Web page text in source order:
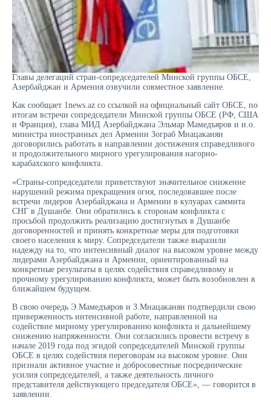
Главы делегаций стран-сопредседателей Минской группы ОБСЕ,
Азербайджан и Армения озвучили совместное заявление.
Как сообщает 1news.az со ссылкой на официальный сайт ОБСЕ, по
итогам встречи сопредседатели Минской группы ОБСЕ (РФ, США
и Франция), глава МИД Азербайджана Эльмар Мамедъяров и и.о.
министра иностранных дел Армении Зограб Мнацаканян
договорились работать в направлении достижения справедливого
и продолжительного мирного урегулирования нагорно-
карабахского конфликта.
«Страны-сопредседатели приветствуют значительное снижение
нарушений режима прекращения огня, последовавшее после
встречи лидеров Азербайджана и Армении в кулуарах саммита
СНГ в Душанбе. Они обратились к сторонам конфликта с
просьбой продолжить реализацию достигнутых в Душанбе
договоренностей и принять конкретные меры для подготовки
своего населения к миру. Сопредседатели также выразили
надежду на то, что интенсивный диалог на высоком уровне между
лидерами Азербайджана и Армении, ориентированный на
конкретные результаты в целях содействия справедливому и
прочному урегулированию конфликта, может быть возобновлен в
ближайшем будущем.
В свою очередь Э.Мамедъяров и З.Мнацаканян подтвердили свою
приверженность интенсивной работе, направленной на
содействие мирному урегулированию конфликта и дальнейшему
снижению напряженности. Они согласились провести встречу в
начале 2019 года под эгидой сопредседателей Минской группы
ОБСЕ в целях содействия переговорам на высоком уровне. Они
признали активное участие и добросовестные посреднические
усилия сопредседателей, а также деятельность личного
представителя действующего председателя ОБСЕ», — говорится в
заявлении.